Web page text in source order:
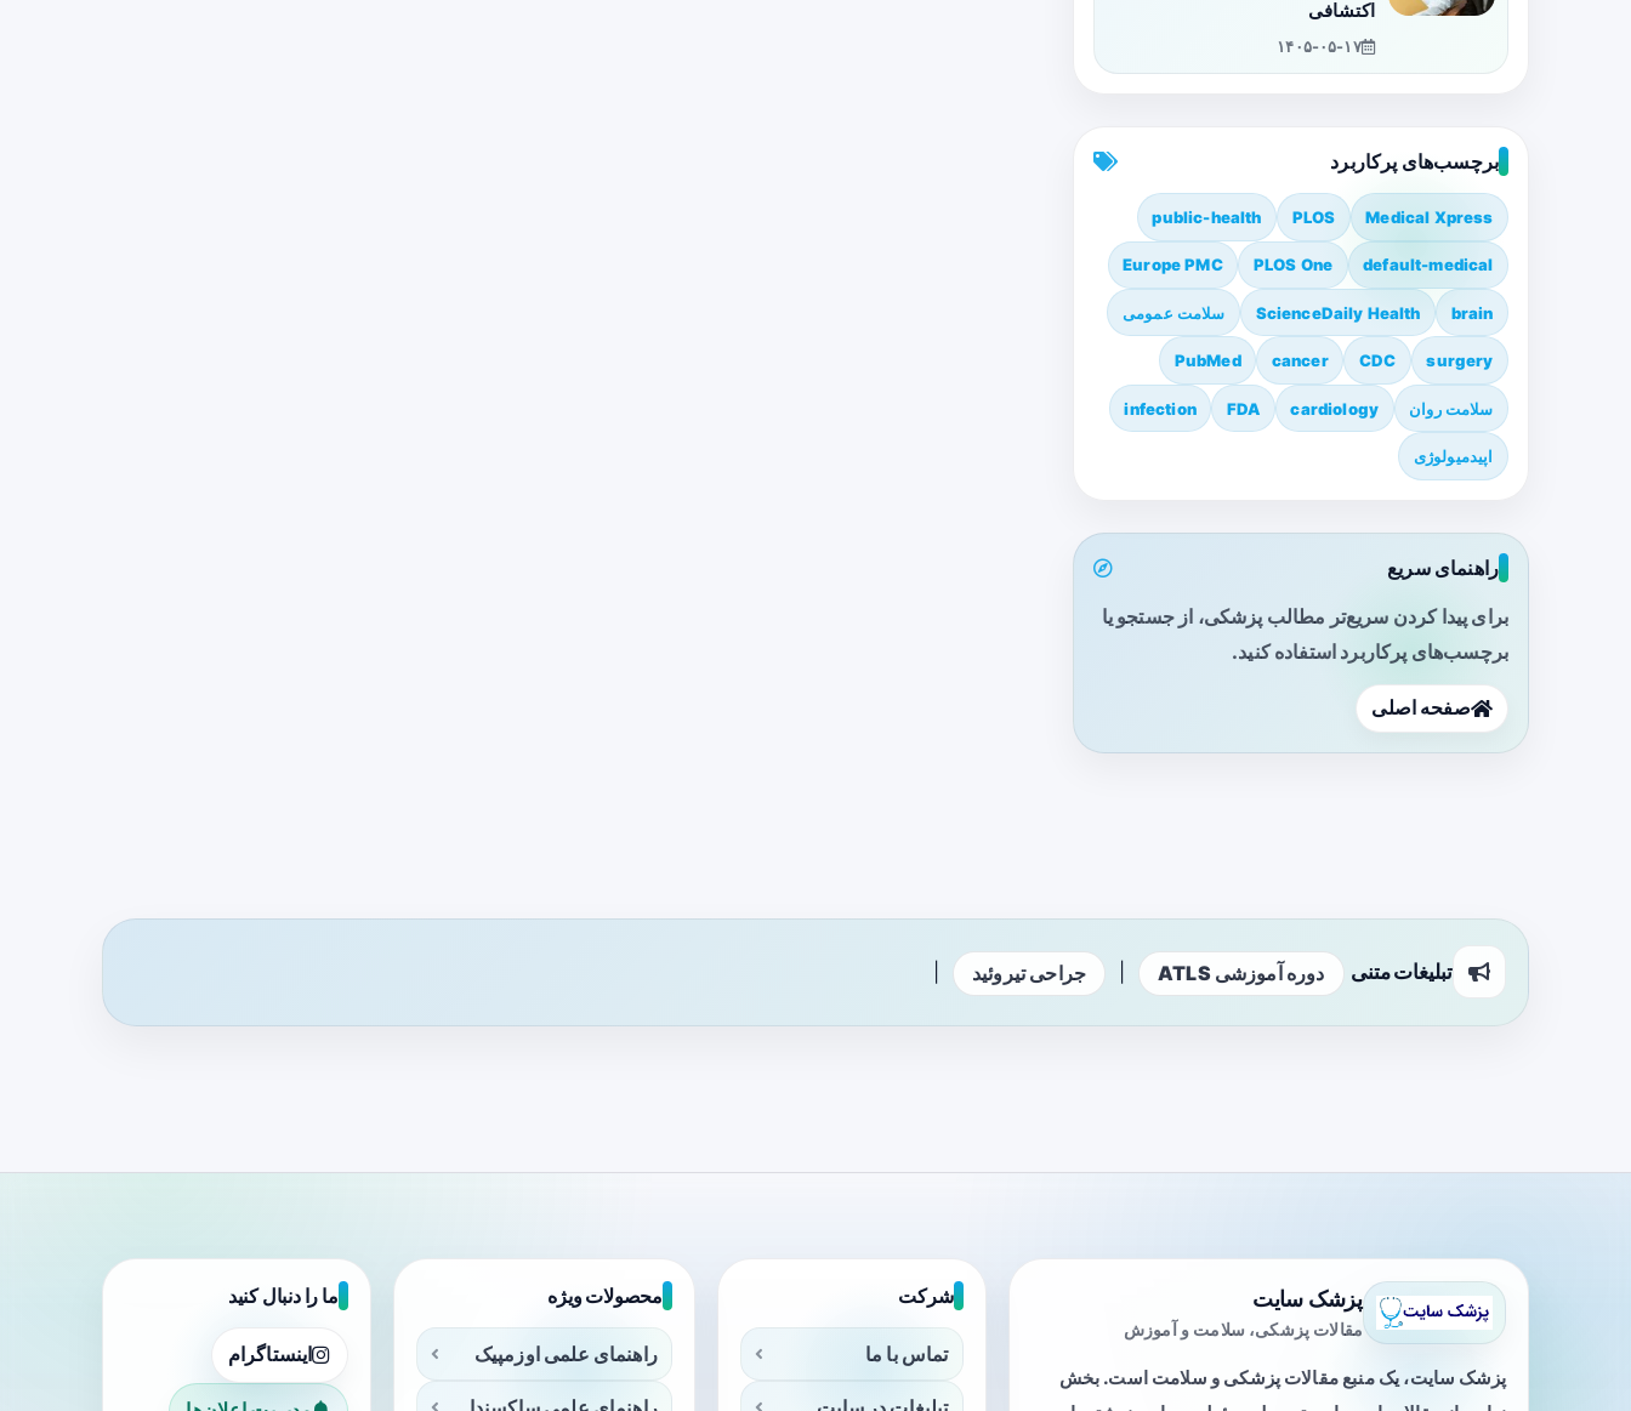
اکتشافی
۱۴۰۵-۰۵-۱۷
برچسب‌های پرکاربرد
Medical Xpress
PLOS
public-health
default-medical
PLOS One
Europe PMC
brain
ScienceDaily Health سلامت عمومی
surgery
CDC
cancer
PubMed
سلامت روان cardiology
FDA
infection
اپیدمیولوژی
راهنمای سریع
برای پیدا کردن سریع‌تر مطالب پزشکی، از جستجو یا
برچسب‌های پرکاربرد استفاده کنید.
صفحه اصلی
تبلیغات متنی دوره آموزشی ATLS جراحی تیروئید
پزشک سایت
مقالات پزشکی، سلامت و آموزش
پزشک سایت، یک منبع مقالات پزشکی و سلامت است. بخش
شرکت
تماس با ما
محصولات ویژه
راهنمای علمی اوزمپیک
ما را دنبال کنید
اینستاگرام